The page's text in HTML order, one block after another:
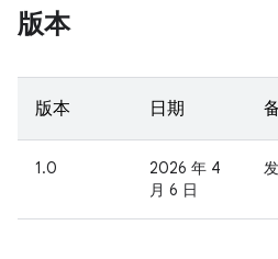
版本
版本 日期
1.0
2026 年 4
月 6 日